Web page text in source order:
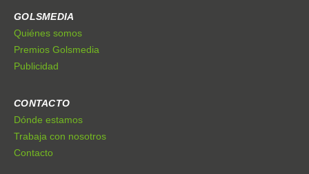
GOLSMEDIA
Quiénes somos
Premios Golsmedia
Publicidad
CONTACTO
Dónde estamos
Trabaja con nosotros
Contacto